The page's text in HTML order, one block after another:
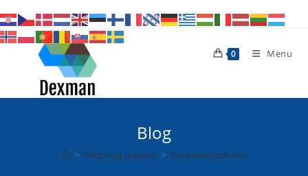
naar
inhoud
0 Menu
Blog
> Weighing systems > Kraanweegschalen